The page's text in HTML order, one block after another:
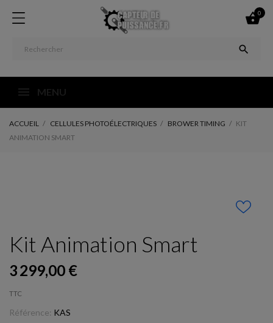

0

MENU
ACCUEIL CELLULES PHOTOÉLECTRIQUES BROWER TIMING
KIT
ANIMATION SMART
Kit Animation Smart
3 299,00 €
TTC
Référence: KAS